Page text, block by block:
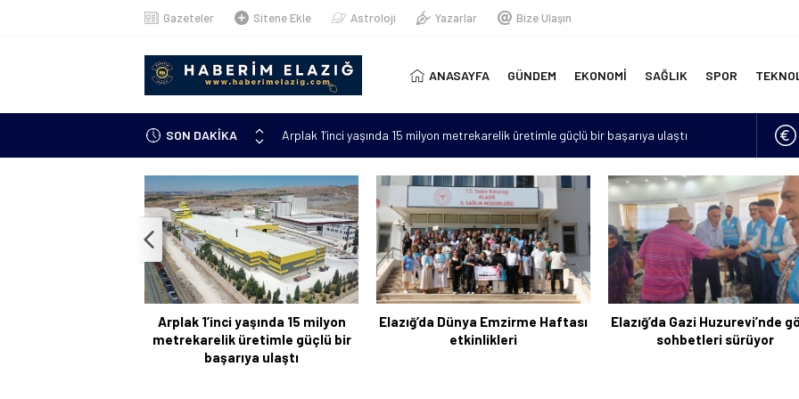
Gazeteler Sitene Ekle Astroloji Yazarlar Bize Ulaşın
ANASAYFA GÜNDEM EKONOMİ SAĞLIK SPOR
SON DAKİKA
Arplak 1’inci yaşında 15 milyon metrekarelik üretimle güçlü bir başarıya ulaştı
Elazığ’da çöp konteynerinde yeni doğmuş bebek bulundu
çıkacak”
Metan gazından şehit olan asker sayısı 12’ye yükseldi
Kanser hastası annesi için 6 bin kilometre geldi: Tercüman bulamadığı için Türkçe
kursuna yazıldı
Arplak 1’inci yaşında 15 milyon
metrekarelik üretimle güçlü bir
başarıya ulaştı
Elazığ’da Dünya Emzirme Haftası
etkinlikleri
Elazığ’da Gazi Huzurevi’nde
sohbetleri sürüyor